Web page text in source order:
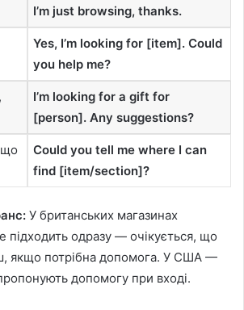
I’m just browsing, thanks.
Yes, I’m looking for [item]. Could
you help me?
I’m looking for a gift for
[person]. Any suggestions?
Could you tell me where I can
find [item/section]?
У британських магазинах
підходить одразу — очікується, що
якщо потрібна допомога. У США —
допомогу при вході.